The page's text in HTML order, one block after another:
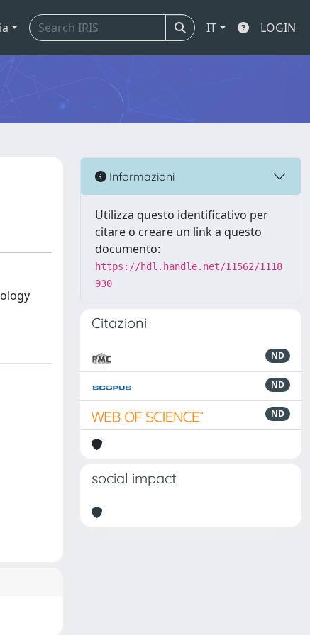
IT LOGIN
Informazioni
Utilizza questo identificativo per
citare o creare un link a questo
documento:
https://hdl.handle.net/11562/1118
930
Citazioni
ND
ND
ND
social impact